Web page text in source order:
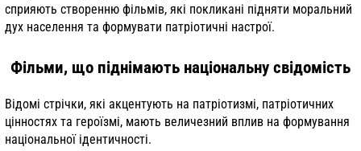
сприяють створенню фільмів, які покликані підняти моральний
дух населення та формувати патріотичні настрої.
Фільми, що піднімають національну свідомість
Відомі стрічки, які акцентують на патріотизмі, патріотичних
цінностях та героїзмі, мають величезний вплив на формування
національної ідентичності.